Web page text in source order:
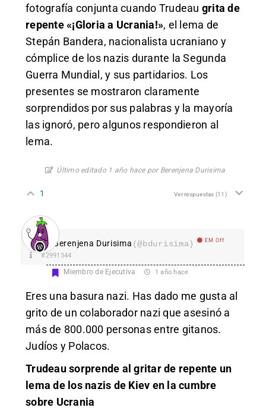
fotografía conjunta cuando Trudeau grita de
repente «¡Gloria a Ucrania!», el lema de
Stepán Bandera, nacionalista ucraniano y
cómplice de los nazis durante la Segunda
Guerra Mundial, y sus partidarios. Los
presentes se mostraron claramente
sorprendidos por sus palabras y la mayoría
las ignoró, pero algunos respondieron al
lema.
Último editado 1 año hace por Berenjena Durisima
1 Ver respuestas (11)
Berenjena Durisima (@bdurisima) EM Off
#2991344
Miembro de Ejecutiva 1 año hace
Eres una basura nazi. Has dado me gusta al
grito de un colaborador nazi que asesinó a
más de 800.000 personas entre gitanos.
Judíos y Polacos.
Trudeau sorprende al gritar de repente un
lema de los nazis de Kiev en la cumbre
sobre Ucrania